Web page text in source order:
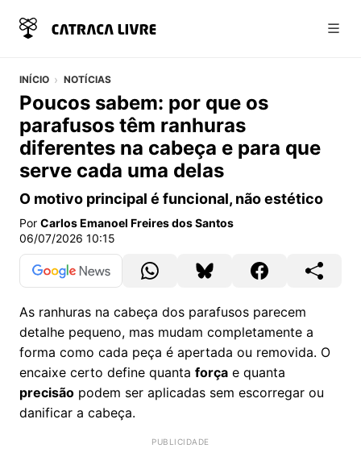
INÍCIO NOTÍCIAS
Poucos sabem: por que os
parafusos têm ranhuras
diferentes na cabeça e para que
serve cada uma delas
O motivo principal é funcional, não estético
Por Carlos Emanoel Freires dos Santos
06/07/2026 10:15
As ranhuras na cabeça dos parafusos parecem
detalhe pequeno, mas mudam completamente a
forma como cada peça é apertada ou removida. O
encaixe certo define quanta força e quanta
precisão podem ser aplicadas sem escorregar ou
danificar a cabeça.